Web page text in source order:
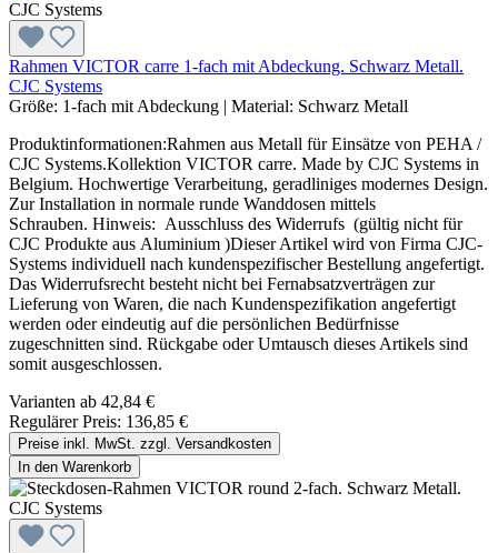
Rahmen VICTOR carre 1-fach mit Abdeckung. Schwarz Metall.
CJC Systems
Größe: 1-fach mit Abdeckung | Material: Schwarz Metall
Produktinformationen:Rahmen aus Metall für Einsätze von PEHA /
CJC Systems.Kollektion VICTOR carre. Made by CJC Systems in
Belgium. Hochwertige Verarbeitung, geradliniges modernes Design.
Zur Installation in normale runde Wanddosen mittels
Schrauben. Hinweis: Ausschluss des Widerrufs (gültig nicht für
CJC Produkte aus Aluminium )Dieser Artikel wird von Firma CJC-
Systems individuell nach kundenspezifischer Bestellung angefertigt.
Das Widerrufsrecht besteht nicht bei Fernabsatzverträgen zur
Lieferung von Waren, die nach Kundenspezifikation angefertigt
werden oder eindeutig auf die persönlichen Bedürfnisse
zugeschnitten sind. Rückgabe oder Umtausch dieses Artikels sind
somit ausgeschlossen.
Varianten ab 42,84 €
Regulärer Preis: 136,85 €
Preise inkl. MwSt. zzgl. Versandkosten
In den Warenkorb